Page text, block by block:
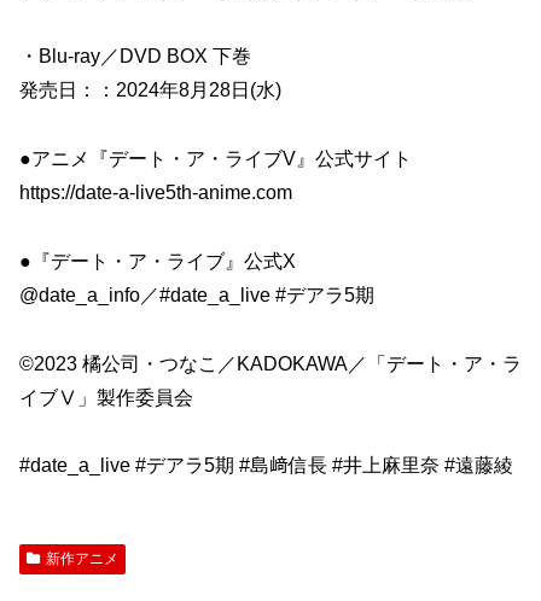
・Blu-ray／DVD BOX 下巻
発売日：：2024年8月28日(水)
●アニメ『デート・ア・ライブV』公式サイト
https://date-a-live5th-anime.com
●『デート・ア・ライブ』公式X
@date_a_info／#date_a_live #デアラ5期
©2023 橘公司・つなこ／KADOKAWA／「デート・ア・ラ
イブⅤ」製作委員会
#date_a_live #デアラ5期 #島﨑信長 #井上麻里奈 #遠藤綾
新作アニメ